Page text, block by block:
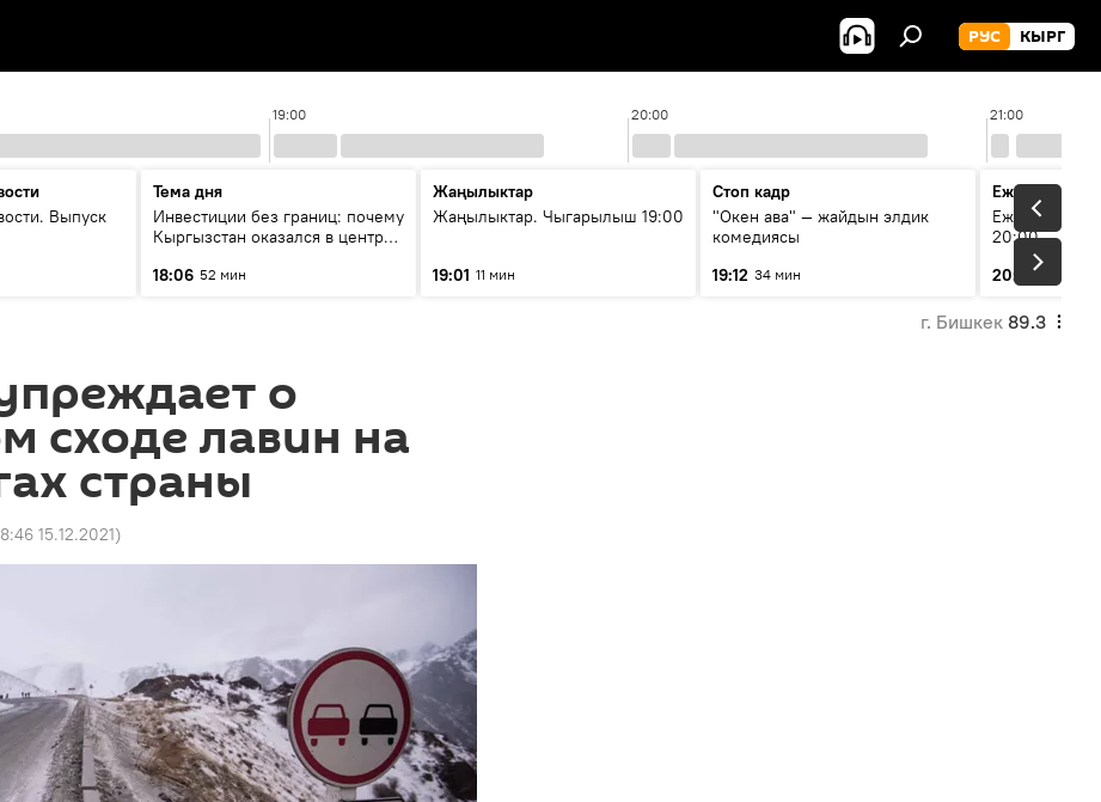
РУС КЫРГ
19:00 20:00 21:00
Выпуск
Тема дня
Инвестиции без границ: почему
Кыргызстан оказался в центре
18:06 52 мин
Жаңылыктар
Жаңылыктар. Чыгарылыш 19:00
19:01 11 мин
Стоп кадр
"Окен ава" — жайдын элдик
комедиясы
19:12 34 мин
Ежедневные
Ежедневные
20:00
20:01
г. Бишкек 89.3
о
сходе лавин на
страны
15.12.2021)